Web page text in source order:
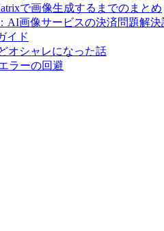
で画像生成するまでのまとめ
AI画像サービスの決済問題解決
イド
オシャレになった話
ラーの回避